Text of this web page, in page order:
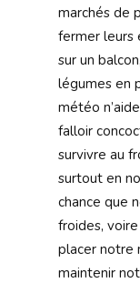
marchés de
fermer leurs
sur un
légumes en
météo
falloir
survivre au
surtout en
chance que
froides,
placer notre
maintenir